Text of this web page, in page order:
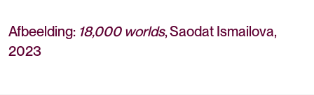
Afbeelding: 18,000 worlds, Saodat Ismailova,
2023